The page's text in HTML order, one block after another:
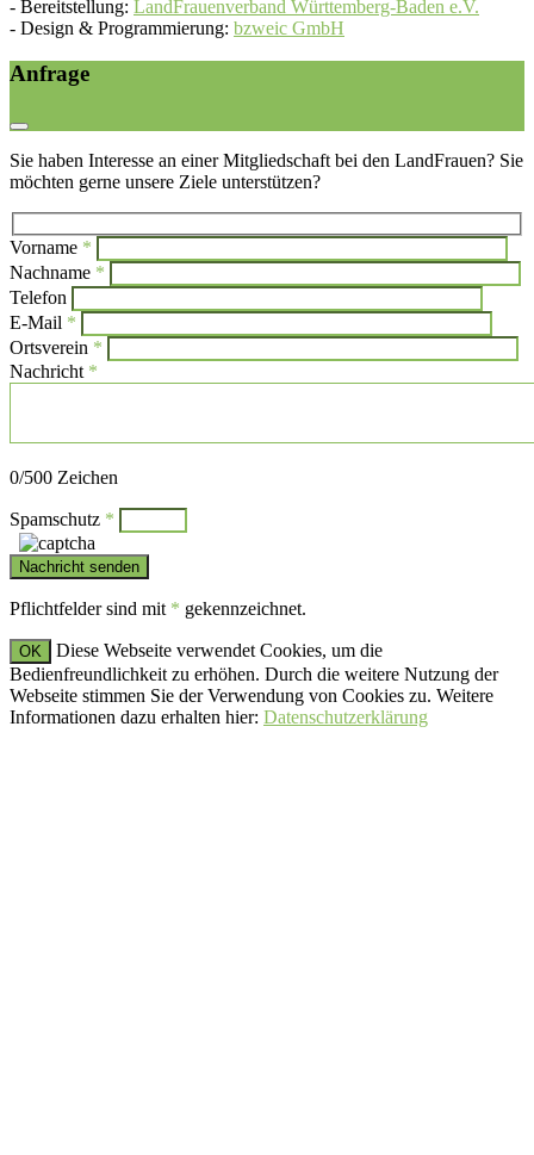
- Bereitstellung: LandFrauenverband Württemberg-Baden e.V.
- Design & Programmierung: bzweic GmbH
Anfrage
Sie haben Interesse an einer Mitgliedschaft bei den LandFrauen? Sie
möchten gerne unsere Ziele unterstützen?
Vorname *
Nachname *
Telefon
E-Mail *
Ortsverein *
Nachricht *
0/500 Zeichen
Spamschutz *
Pflichtfelder sind mit * gekennzeichnet.
OK
Diese Webseite verwendet Cookies, um die
Bedienfreundlichkeit zu erhöhen. Durch die weitere Nutzung der
Webseite stimmen Sie der Verwendung von Cookies zu. Weitere
Informationen dazu erhalten hier: Datenschutzerklärung